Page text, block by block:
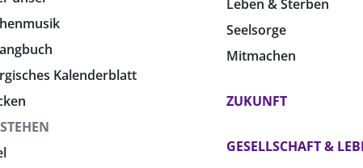
Kalenderblatt
Leben & Sterben
Seelsorge
Mitmachen
ZUKUNFT
GESELLSCHAFT &